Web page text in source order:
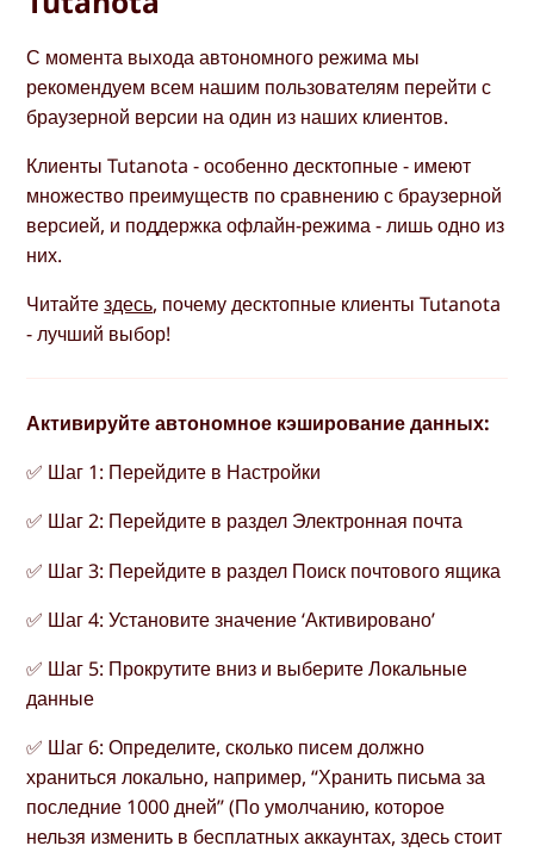
С момента выхода автономного режима мы
рекомендуем всем нашим пользователям перейти с
браузерной версии на один из наших клиентов.
Клиенты Tutanota - особенно десктопные - имеют
множество преимуществ по сравнению с браузерной
версией, и поддержка офлайн-режима - лишь одно из
них.
Читайтездесь, почему десктопные клиенты Tutanota
- лучший выбор!
Активируйте автономное кэширование данных:
✅ Шаг 1: Перейдите в Настройки
✅ Шаг 2: Перейдите в раздел Электронная почта
✅ Шаг 3: Перейдите в раздел Поиск почтового ящика
✅ Шаг 4: Установите значение ‘Активировано’
✅ Шаг 5: Прокрутите вниз и выберите Локальные
данные
✅ Шаг 6: Определите, сколько писем должно
храниться локально, например, “Хранить письма за
последние 1000 дней” (По умолчанию, которое
нельзя изменить в бесплатных аккаунтах, здесь стоит